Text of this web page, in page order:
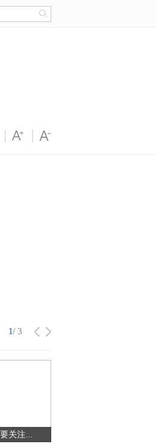
关注...
1/ 3
1/ 3